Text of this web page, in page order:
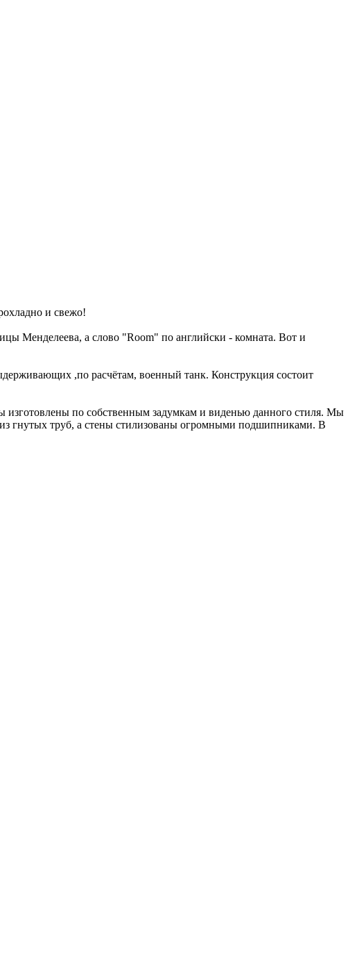
и свежо!
Менделеева, а слово "Room" по английски - комната. Вот и
,по расчётам, военный танк. Конструкция состоит
изготовлены по собственным задумкам и виденью данного стиля. Мы
гнутых труб, а стены стилизованы огромными подшипниками. В
благодаря которым ребёнок никогда не промахнётся. Детские
и многих семей, выбирающих “FeRoom” для своих праздников!
проверены временем! Все зависит от дня посещения!
Получите признание публики и выиграйте приз от развлекательного
в красно-белых тонах, оборудовано профессиональным